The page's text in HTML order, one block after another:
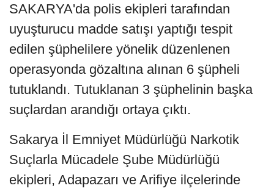
SAKARYA'da polis ekipleri tarafından
uyuşturucu madde satışı yaptığı tespit
edilen şüphelilere yönelik düzenlenen
operasyonda gözaltına alınan 6 şüpheli
tutuklandı. Tutuklanan 3 şüphelinin başka
suçlardan arandığı ortaya çıktı.
Sakarya İl Emniyet Müdürlüğü Narkotik
Suçlarla Mücadele Şube Müdürlüğü
ekipleri, Adapazarı ve Arifiye ilçelerinde